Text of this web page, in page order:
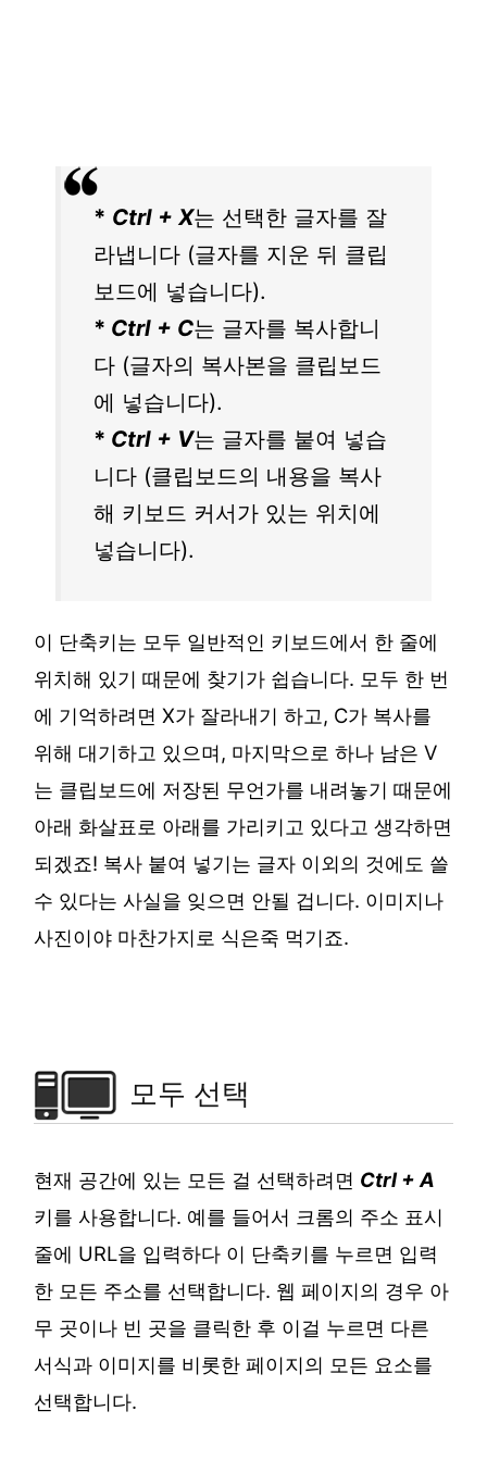
* Ctrl + X는 선택한 글자를 잘
라냅니다 (글자를 지운 뒤 클립
보드에 넣습니다).
* Ctrl + C는 글자를 복사합니
다 (글자의 복사본을 클립보드
에 넣습니다).
* Ctrl + V는 글자를 붙여 넣습
니다 (클립보드의 내용을 복사
해 키보드 커서가 있는 위치에
넣습니다).
이 단축키는 모두 일반적인 키보드에서 한 줄에
위치해 있기 때문에 찾기가 쉽습니다. 모두 한 번
에 기억하려면 X가 잘라내기 하고, C가 복사를
위해 대기하고 있으며, 마지막으로 하나 남은 V
는 클립보드에 저장된 무언가를 내려놓기 때문에
아래 화살표로 아래를 가리키고 있다고 생각하면
되겠죠! 복사 붙여 넣기는 글자 이외의 것에도 쓸
수 있다는 사실을 잊으면 안될 겁니다. 이미지나
사진이야 마찬가지로 식은죽 먹기죠.
모두 선택
현재 공간에 있는 모든 걸 선택하려면 Ctrl + A
키를 사용합니다. 예를 들어서 크롬의 주소 표시
줄에 URL을 입력하다 이 단축키를 누르면 입력
한 모든 주소를 선택합니다. 웹 페이지의 경우 아
무 곳이나 빈 곳을 클릭한 후 이걸 누르면 다른
서식과 이미지를 비롯한 페이지의 모든 요소를
선택합니다.